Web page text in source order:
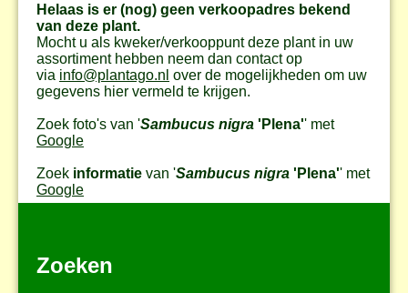
Helaas is er (nog) geen verkoopadres bekend
van deze plant.
Mocht u als kweker/verkooppunt deze plant in uw
assortiment hebben neem dan contact op
via info@plantago.nl over de mogelijkheden om uw
gegevens hier vermeld te krijgen.
Zoek foto's van 'Sambucus nigra 'Plena'' met
Google
Zoek informatie van 'Sambucus nigra 'Plena'' met
Google
Zoeken